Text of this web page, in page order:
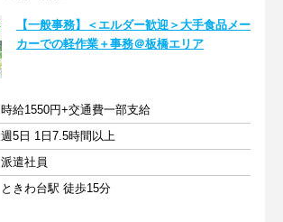
【一般事務】＜エルダー歓迎＞大手食品メー
カーでの軽作業＋事務＠板橋エリア
時給1550円+交通費一部支給
週5日 1日7.5時間以上
派遣社員
ときわ台駅 徒歩15分